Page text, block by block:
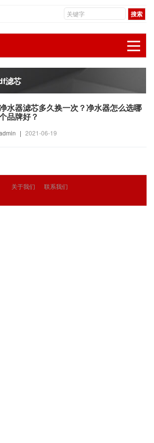
滤芯
水器滤芯多久换一次？净水器怎么选哪
品牌好？
| 2021-06-19
关于我们 联系我们
© 2018